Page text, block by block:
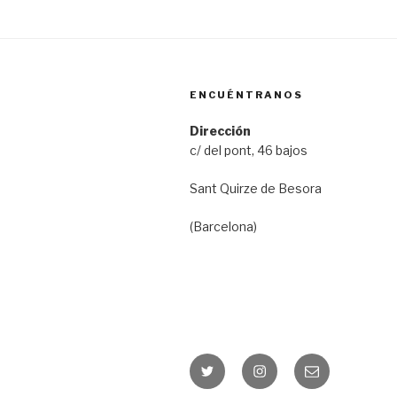
ENCUÉNTRANOS
Dirección
c/ del pont, 46 bajos
Sant Quirze de Besora
(Barcelona)
Twitter InstagramCorreo
electrónico